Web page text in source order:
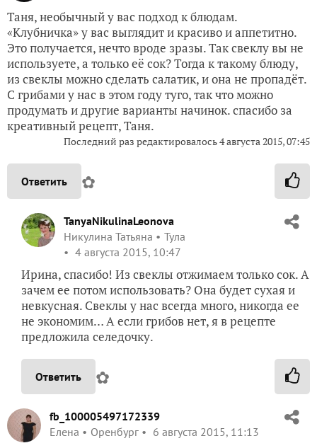
Таня, необычный у вас подход к блюдам.
«Клубничка» у вас выглядит и красиво и аппетитно.
Это получается, нечто вроде зразы. Так свеклу вы не
используете, а только её сок? Тогда к такому блюду,
из свеклы можно сделать салатик, и она не пропадёт.
С грибами у нас в этом году туго, так что можно
продумать и другие варианты начинок. спасибо за
креативный рецепт, Таня.
Последний раз редактировалось4 августа 2015, 07:45
Ответить ✿
TanyaNikulinaLeonova
Никулина Татьяна
Тула
4 августа 2015, 10:47
Ирина, спасибо! Из свеклы отжимаем только сок. А
зачем ее потом использовать? Она будет сухая и
невкусная. Свеклы у нас всегда много, никогда ее
не экономим… А если грибов нет, я в рецепте
предложила селедочку.
Ответить ✿
fb_100005497172339
Елена
Оренбург 6 августа 2015, 11:13